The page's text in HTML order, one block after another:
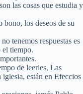
las cosas que estudia y
bono, los deseos de su
tenemos respuestas es
el tiempo.
de leerles, Las
están en Efeccios